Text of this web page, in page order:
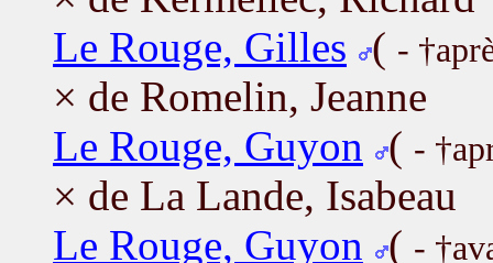
Le Rouge, Gilles ( -
× de Romelin, Jeanne
Le Rouge, Guyon
( -
× de La Lande, Isabeau
Le Rouge, Guyon
( -